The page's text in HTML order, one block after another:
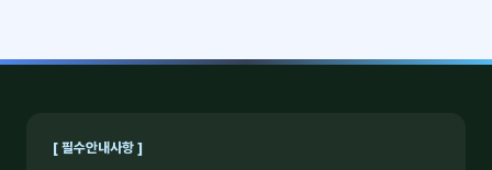
[ 필수안내사항 ]